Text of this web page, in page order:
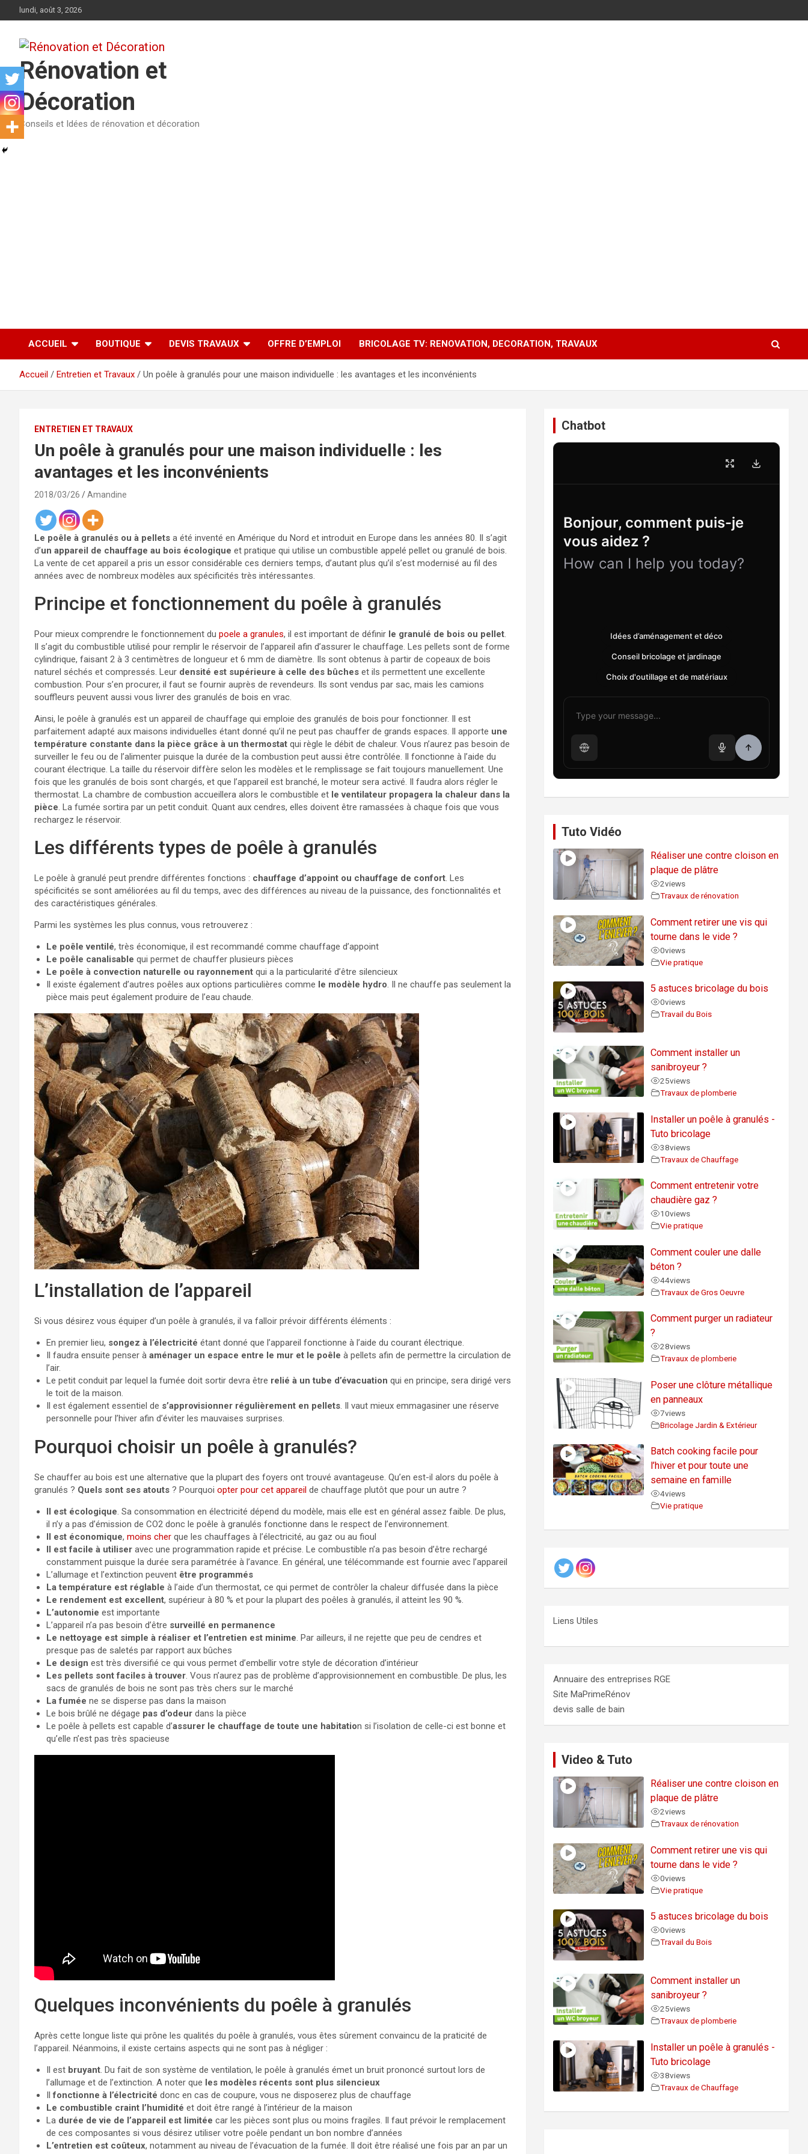
au
lundi, août 3, 2026
Rénovation et
Décoration
Conseils et Idées de rénovation et décoration
ACCUEIL BOUTIQUE DEVIS TRAVAUX OFFRE D’EMPLOI BRICOLAGE TV: RENOVATION, DECORATION, TRAVAUX
Accueil Entretien et Travaux Un poêle à granulés pour une maison individuelle : les avantages et les inconvénients
ENTRETIEN ET TRAVAUX
Un poêle à granulés pour une maison individuelle : les
avantages et les inconvénients
2018/03/26 Amandine
Le poêle à granulés ou à pellets a été inventé en Amérique du Nord et introduit en Europe dans les années 80. Il s’agit
d’un appareil de chauffage au bois écologique et pratique qui utilise un combustible appelé pellet ou granulé de bois.
La vente de cet appareil a pris un essor considérable ces derniers temps, d’autant plus qu’il s’est modernisé au fil des
années avec de nombreux modèles aux spécificités très intéressantes.
Principe et fonctionnement du poêle à granulés
Pour mieux comprendre le fonctionnement du poele a granules, il est important de définir le granulé de bois ou pellet.
Il s’agit du combustible utilisé pour remplir le réservoir de l’appareil afin d’assurer le chauffage. Les pellets sont de forme
cylindrique, faisant 2 à 3 centimètres de longueur et 6 mm de diamètre. Ils sont obtenus à partir de copeaux de bois
naturel séchés et compressés. Leur densité est supérieure à celle des bûches et ils permettent une excellente
combustion. Pour s’en procurer, il faut se fournir auprès de revendeurs. Ils sont vendus par sac, mais les camions
souffleurs peuvent aussi vous livrer des granulés de bois en vrac.
Ainsi, le poêle à granulés est un appareil de chauffage qui emploie des granulés de bois pour fonctionner. Il est
parfaitement adapté aux maisons individuelles étant donné qu’il ne peut pas chauffer de grands espaces. Il apporte une
température constante dans la pièce grâce à un thermostat qui règle le débit de chaleur. Vous n’aurez pas besoin de
surveiller le feu ou de l’alimenter puisque la durée de la combustion peut aussi être contrôlée. Il fonctionne à l’aide du
courant électrique. La taille du réservoir diffère selon les modèles et le remplissage se fait toujours manuellement. Une
fois que les granulés de bois sont chargés, et que l’appareil est branché, le moteur sera activé. Il faudra alors régler le
thermostat. La chambre de combustion accueillera alors le combustible et le ventilateur propagera la chaleur dans la
pièce. La fumée sortira par un petit conduit. Quant aux cendres, elles doivent être ramassées à chaque fois que vous
rechargez le réservoir.
Les différents types de poêle à granulés
Le poêle à granulé peut prendre différentes fonctions : chauffage d’appoint ou chauffage de confort. Les
spécificités se sont améliorées au fil du temps, avec des différences au niveau de la puissance, des fonctionnalités et
des caractéristiques générales.
Parmi les systèmes les plus connus, vous retrouverez :
Le poêle ventilé, très économique, il est recommandé comme chauffage d’appoint
Le poêle canalisable qui permet de chauffer plusieurs pièces
Le poêle à convection naturelle ou rayonnement qui a la particularité d’être silencieux
Il existe également d’autres poêles aux options particulières comme le modèle hydro. Il ne chauffe pas seulement la
pièce mais peut également produire de l’eau chaude.
L’installation de l’appareil
Si vous désirez vous équiper d’un poêle à granulés, il va falloir prévoir différents éléments :
En premier lieu, songez à l’électricité étant donné que l’appareil fonctionne à l’aide du courant électrique.
Il faudra ensuite penser à aménager un espace entre le mur et le poêle à pellets afin de permettre la circulation de
l’air.
Le petit conduit par lequel la fumée doit sortir devra être relié à un tube d’évacuation qui en principe, sera dirigé vers
le toit de la maison.
Il est également essentiel de s’approvisionner régulièrement en pellets. Il vaut mieux emmagasiner une réserve
personnelle pour l’hiver afin d’éviter les mauvaises surprises.
Pourquoi choisir un poêle à granulés?
Se chauffer au bois est une alternative que la plupart des foyers ont trouvé avantageuse. Qu’en est-il alors du poêle à
granulés ? Quels sont ses atouts ? Pourquoi opter pour cet appareil de chauffage plutôt que pour un autre ?
Il est écologique. Sa consommation en électricité dépend du modèle, mais elle est en général assez faible. De plus,
il n’y a pas d’émission de CO2 donc le poêle à granulés fonctionne dans le respect de l’environnement.
Il est économique, moins cher que les chauffages à l’électricité, au gaz ou au fioul
Il est facile à utiliser avec une programmation rapide et précise. Le combustible n’a pas besoin d’être rechargé
constamment puisque la durée sera paramétrée à l’avance. En général, une télécommande est fournie avec l’appareil
L’allumage et l’extinction peuvent être programmés
La température est réglable à l’aide d’un thermostat, ce qui permet de contrôler la chaleur diffusée dans la pièce
Le rendement est excellent, supérieur à 80 % et pour la plupart des poêles à granulés, il atteint les 90 %.
L’autonomie est importante
L’appareil n’a pas besoin d’être surveillé en permanence
Le nettoyage est simple à réaliser et l’entretien est minime. Par ailleurs, il ne rejette que peu de cendres et
presque pas de saletés par rapport aux bûches
Le design est très diversifié ce qui vous permet d’embellir votre style de décoration d’intérieur
Les pellets sont faciles à trouver. Vous n’aurez pas de problème d’approvisionnement en combustible. De plus, les
sacs de granulés de bois ne sont pas très chers sur le marché
La fumée ne se disperse pas dans la maison
Le bois brûlé ne dégage pas d’odeur dans la pièce
Le poêle à pellets est capable d’assurer le chauffage de toute une habitation si l’isolation de celle-ci est bonne et
qu’elle n’est pas très spacieuse
Quelques inconvénients du poêle à granulés
Après cette longue liste qui prône les qualités du poêle à granulés, vous êtes sûrement convaincu de la praticité de
l’appareil. Néanmoins, il existe certains aspects qui ne sont pas à négliger :
Il est bruyant. Du fait de son système de ventilation, le poêle à granulés émet un bruit prononcé surtout lors de
l’allumage et de l’extinction. A noter que les modèles récents sont plus silencieux
Ilfonctionne à l’électricité donc en cas de coupure, vous ne disposerez plus de chauffage
Le combustible craint l’humidité et doit être rangé à l’intérieur de la maison
La durée de vie de l’appareil est limitée car les pièces sont plus ou moins fragiles. Il faut prévoir le remplacement
de ces composantes si vous désirez utiliser votre poêle pendant un bon nombre d’années
L’entretien est coûteux, notamment au niveau de l’évacuation de la fumée. Il doit être réalisé une fois par an par un
Chatbot
Bonjour, comment puis-je
vous aidez ?
How can I help you today?
Idées d’aménagement et déco
Conseil bricolage et jardinage
Choix d'outillage et de matériaux
Tuto Vidéo
Réaliser une contre cloison en
plaque de plâtre
2views
Travaux de rénovation
Comment retirer une vis qui
tourne dans le vide ?
0views
Vie pratique
5 astuces bricolage du bois
0views
Travail du Bois
Comment installer un
sanibroyeur ?
25views
Travaux de plomberie
Installer un poêle à granulés -
Tuto bricolage
38views
Travaux de Chauffage
Comment entretenir votre
chaudière gaz ?
10views
Vie pratique
Comment couler une dalle
béton ?
44views
Travaux de Gros Oeuvre
Comment purger un radiateur
?
28views
Travaux de plomberie
Poser une clôture métallique
en panneaux
7views
Bricolage Jardin & Extérieur
Batch cooking facile pour
l’hiver et pour toute une
semaine en famille
4views
Vie pratique
Liens Utiles
Annuaire des entreprises RGE
Site MaPrimeRénov
devis salle de bain
Video & Tuto
Réaliser une contre cloison en
plaque de plâtre
2views
Travaux de rénovation
Comment retirer une vis qui
tourne dans le vide ?
0views
Vie pratique
5 astuces bricolage du bois
0views
Travail du Bois
Comment installer un
sanibroyeur ?
25views
Travaux de plomberie
Installer un poêle à granulés -
Tuto bricolage
38views
Travaux de Chauffage